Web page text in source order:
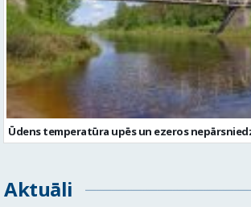
Ūdens temperatūra upēs un ezeros
Aktuāli